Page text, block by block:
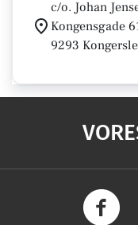
c/o. Johan
Kongensgade
9293